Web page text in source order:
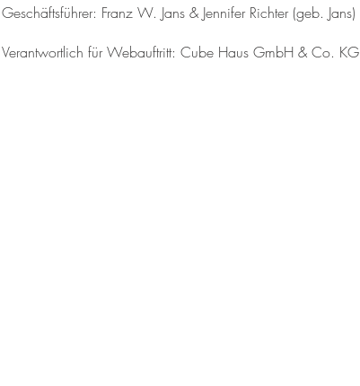
Geschäftsführer: Franz W. Jans & Jennifer Richter (geb. Jans)
Verantwortlich für Webauftritt: Cube Haus GmbH & Co. KG